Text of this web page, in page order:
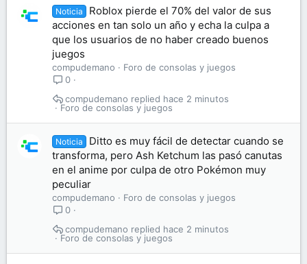
Noticia
Roblox pierde el 70% del valor de sus
acciones en tan solo un año y echa la culpa a
que los usuarios de no haber creado buenos
juegos
compudemano
Foro de consolas y juegos
0
Foro de consolas y juegos
hace 2 minutos
compudemano
Noticia
Ditto es muy fácil de detectar cuando se
transforma, pero Ash Ketchum las pasó canutas
en el anime por culpa de otro Pokémon muy
peculiar
compudemano
Foro de consolas y juegos
0
Foro de consolas y juegos
hace 2 minutos
compudemano